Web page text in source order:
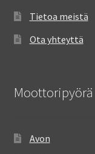
Tietoa meistä
Ota yhteyttä
Avon